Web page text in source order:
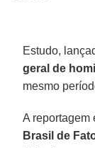
Estudo,
geral de
mesmo
A reportagem
Brasil de